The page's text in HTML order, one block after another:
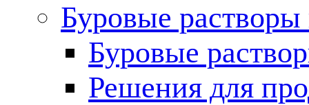
Буровые
Буровые
Решения для